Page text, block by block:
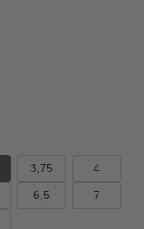
3,75 4
6,5 7